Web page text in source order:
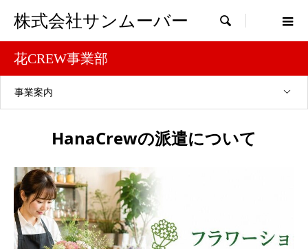
株式会社サンムーバー 
花CREW事業部
事業案内
HanaCrewの派遣について